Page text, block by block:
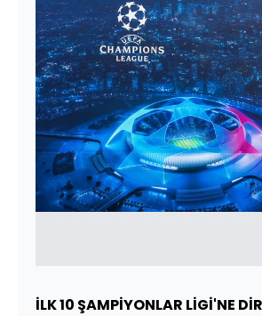
İLK 10 ŞAMPİYONLAR LİGİ'NE